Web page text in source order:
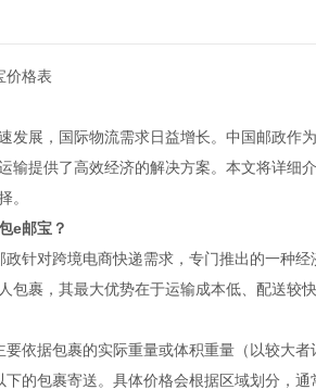
价格表
发展，国际物流需求日益增长。中国邮政作
输提供了高效经济的解决方案。本文将详细
。
e邮宝？
政针对跨境电商快递需求，专门推出的一种
包裹，其最大优势在于运输成本低、配送较
要依据包裹的实际重量或体积重量（以较大
的包裹寄送。具体价格会根据区域划分，